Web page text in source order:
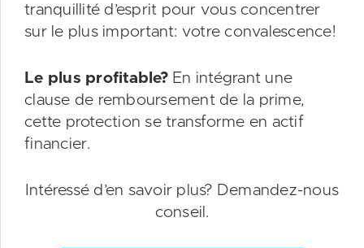
tranquillité d’esprit pour vous concentrer
sur le plus important: votre convalescence!
Le plus profitable? En intégrant une
clause de remboursement de la prime,
cette protection se transforme en actif
financier.
Intéressé d’en savoir plus? Demandez-nous
conseil.